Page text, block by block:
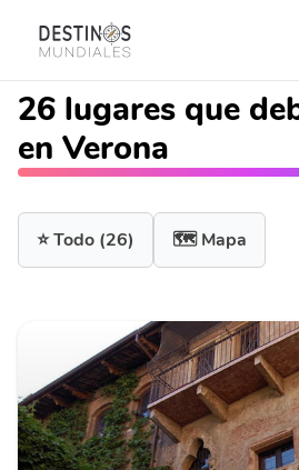
26 lugares que
en Verona
⭐ Todo (26) 🗺️ Mapa